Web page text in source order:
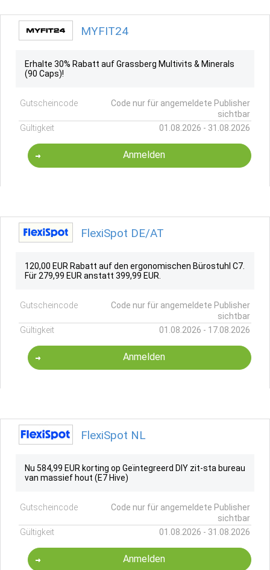
MYFIT24
Erhalte 30% Rabatt auf Grassberg Multivits & Minerals
(90 Caps)!
Gutscheincode
Code nur für angemeldete Publisher
sichtbar
Gültigkeit
01.08.2026 - 31.08.2026
Anmelden
FlexiSpot DE/AT
120,00 EUR Rabatt auf den ergonomischen Bürostuhl C7.
Für 279,99 EUR anstatt 399,99 EUR.
Gutscheincode
Code nur für angemeldete Publisher
sichtbar
Gültigkeit
01.08.2026 - 17.08.2026
Anmelden
FlexiSpot NL
Nu 584,99 EUR korting op Geïntegreerd DIY zit-sta bureau
van massief hout (E7 Hive)
Gutscheincode
Code nur für angemeldete Publisher
sichtbar
Gültigkeit
01.08.2026 - 31.08.2026
Anmelden